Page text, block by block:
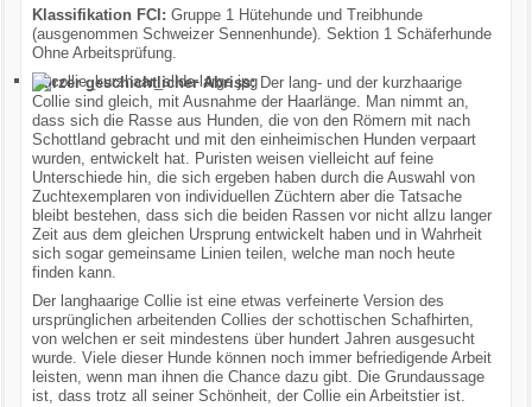
FAQ
Klassifikation FCI: Gruppe 1 Hütehunde und Treibhunde
(ausgenommen Schweizer Sennenhunde). Sektion 1 Schäferhunde
Ohne Arbeitsprüfung.
Kurzer geschichtlicher Abriss:Der lang- und der kurzhaarige
Collie sind gleich, mit Ausnahme der Haarlänge. Man nimmt an,
dass sich die Rasse aus Hunden, die von den Römern mit nach
Schottland gebracht und mit den einheimischen Hunden verpaart
wurden, entwickelt hat. Puristen weisen vielleicht auf feine
Unterschiede hin, die sich ergeben haben durch die Auswahl von
Zuchtexemplaren von individuellen Züchtern aber die Tatsache
bleibt bestehen, dass sich die beiden Rassen vor nicht allzu langer
Zeit aus dem gleichen Ursprung entwickelt haben und in Wahrheit
sich sogar gemeinsame Linien teilen, welche man noch heute
finden kann.
Der langhaarige Collie ist eine etwas verfeinerte Version des
ursprünglichen arbeitenden Collies der schottischen Schafhirten,
von welchen er seit mindestens über hundert Jahren ausgesucht
wurde. Viele dieser Hunde können noch immer befriedigende Arbeit
leisten, wenn man ihnen die Chance dazu gibt. Die Grundaussage
ist, dass trotz all seiner Schönheit, der Collie ein Arbeitstier ist.